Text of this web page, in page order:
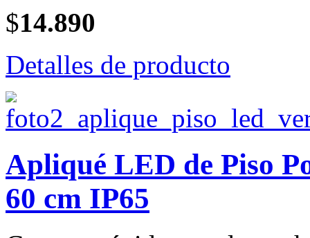
$14.890
Detalles de producto
Apliqué LED de Piso
60 cm IP65